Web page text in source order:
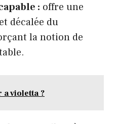
: offre une
décalée du
la notion de
a violetta ?